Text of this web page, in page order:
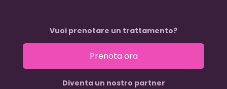
Vuoi prenotare un trattamento?
Prenota ora
Diventa un nostro partner